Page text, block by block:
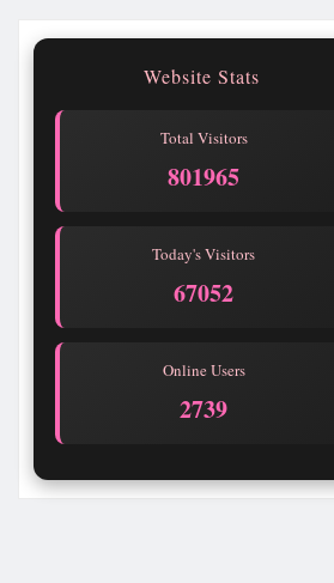
Website Stats
Total Visitors
801965
Today's Visitors
67052
Online Users
2739